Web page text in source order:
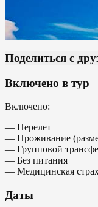
Поделиться с
Включено в тур
Включено:
— Перелет
— Проживание
— Групповой
— Без питания
— Медицинская
Даты